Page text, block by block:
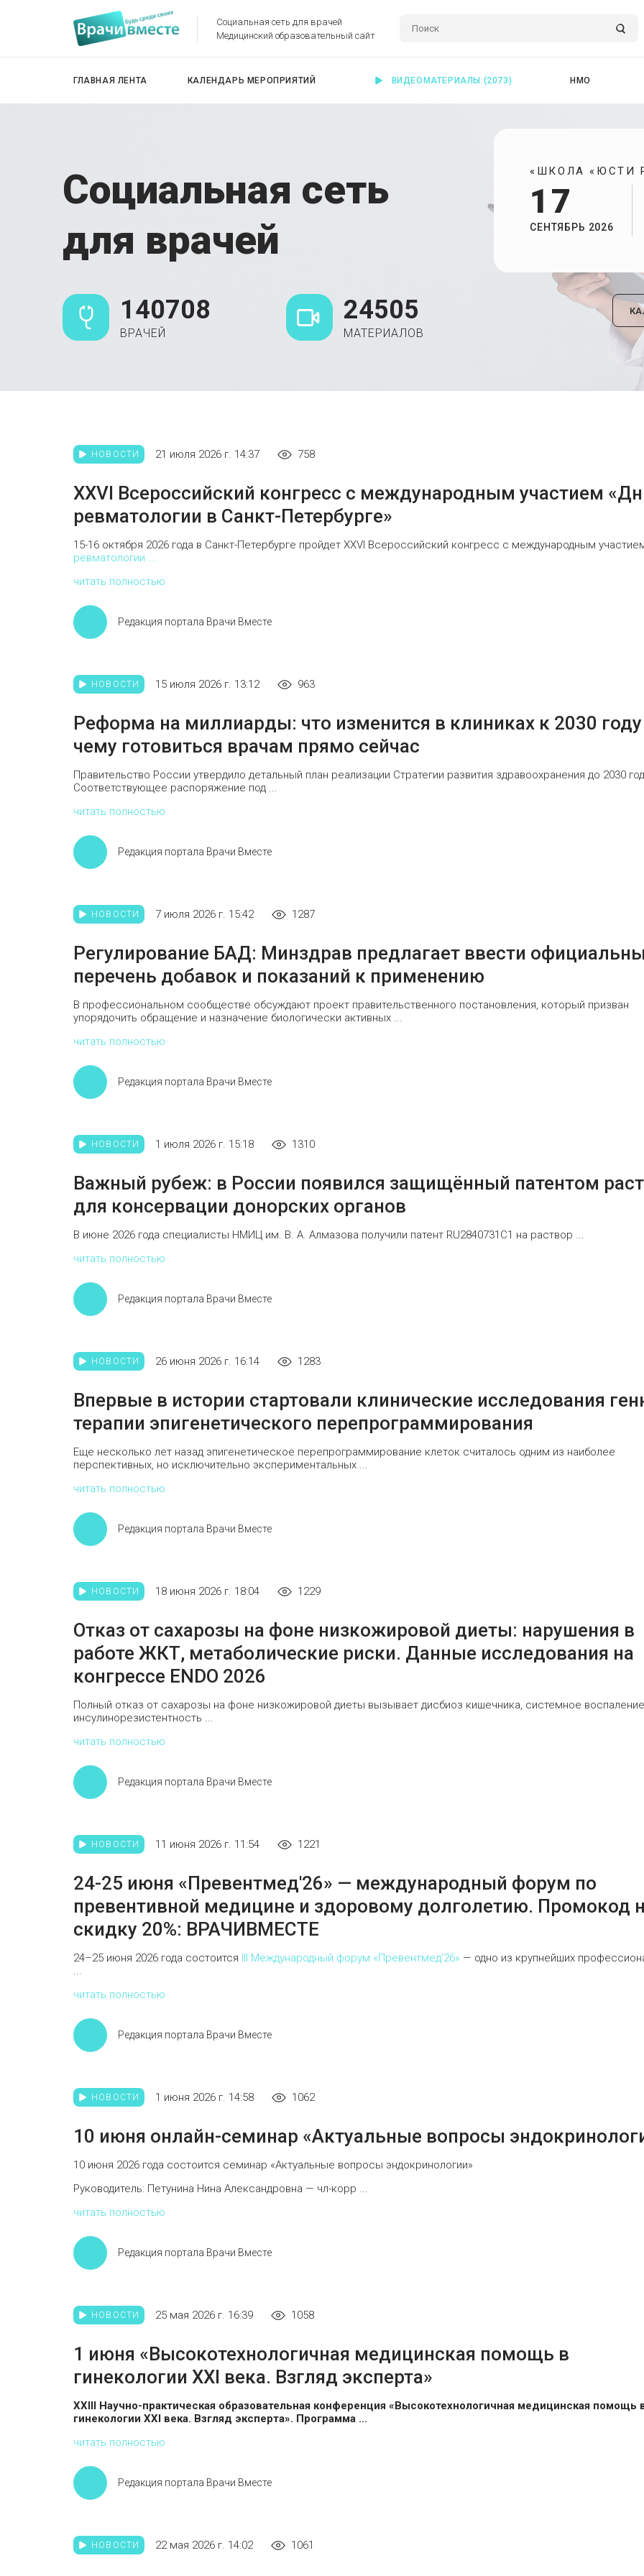
Социальная сеть для врачей
Медицинский образовательный сайт
ГЛАВНАЯ ЛЕНТА КАЛЕНДАРЬ МЕРОПРИЯТИЙ ВИДЕОМАТЕРИАЛЫ (2073) НМО
Социальная сеть
для врачей
140708
ВРАЧЕЙ
24505
МАТЕРИАЛОВ
«ШКОЛА «ЮСТИ
17
СЕНТЯБРЬ 2026
НОВОСТИ 21 июля 2026 г. 14:37 758
XXVI Всероссийский конгресс с международным участием
ревматологии в Санкт-Петербурге»
15-16 октября 2026 года в Санкт-Петербурге пройдет XXVI Всероссийский конгресс с международным
ревматологии ...
читать полностью
Редакция портала Врачи Вместе
НОВОСТИ 15 июля 2026 г. 13:12 963
Реформа на миллиарды: что изменится в клиниках к 2030
чему готовиться врачам прямо сейчас
Правительство России утвердило детальный план реализации Стратегии развития здравоохранения до 2030
Соответствующее распоряжение под ...
читать полностью
Редакция портала Врачи Вместе
НОВОСТИ 7 июля 2026 г. 15:42 1287
Регулирование БАД: Минздрав предлагает ввести
перечень добавок и показаний к применению
В профессиональном сообществе обсуждают проект правительственного постановления, который призван
упорядочить обращение и назначение биологически активных ...
читать полностью
Редакция портала Врачи Вместе
НОВОСТИ 1 июля 2026 г. 15:18 1310
Важный рубеж: в России появился защищённый патентом
для консервации донорских органов
В июне 2026 года специалисты НМИЦ им. В. А. Алмазова получили патент RU2840731C1 на раствор ...
читать полностью
Редакция портала Врачи Вместе
НОВОСТИ 26 июня 2026 г. 16:14 1283
Впервые в истории стартовали клинические исследования
терапии эпигенетического перепрограммирования
Еще несколько лет назад эпигенетическое перепрограммирование клеток считалось одним из наиболее
перспективных, но исключительно экспериментальных ...
читать полностью
Редакция портала Врачи Вместе
НОВОСТИ 18 июня 2026 г. 18:04 1229
Отказ от сахарозы на фоне низкожировой диеты: нарушения в
работе ЖКТ, метаболические риски. Данные исследования на
конгрессе ENDO 2026
Полный отказ от сахарозы на фоне низкожировой диеты вызывает дисбиоз кишечника, системное
инсулинорезистентность ...
читать полностью
Редакция портала Врачи Вместе
НОВОСТИ 11 июня 2026 г. 11:54 1221
24-25 июня «Превентмед'26» — международный форум по
превентивной медицине и здоровому долголетию. Промокод
скидку 20%: ВРАЧИВМЕСТЕ
24–25 июня 2026 года состоится III Международный форум «Превентмед'26» — одно из крупнейших
...
читать полностью
Редакция портала Врачи Вместе
НОВОСТИ 1 июня 2026 г. 14:58 1062
10 июня онлайн-семинар «Актуальные вопросы
10 июня 2026 года состоится семинар «Актуальные вопросы эндокринологии»
Руководитель: Петунина Нина Александровна — чл-корр ...
читать полностью
Редакция портала Врачи Вместе
НОВОСТИ 25 мая 2026 г. 16:39 1058
1 июня «Высокотехнологичная медицинская помощь в
гинекологии XXI века. Взгляд эксперта»
XXIII Научно-практическая образовательная конференция «Высокотехнологичная медицинская помощь
гинекологии XXI века. Взгляд эксперта». Программа ...
читать полностью
Редакция портала Врачи Вместе
НОВОСТИ 22 мая 2026 г. 14:02 1061